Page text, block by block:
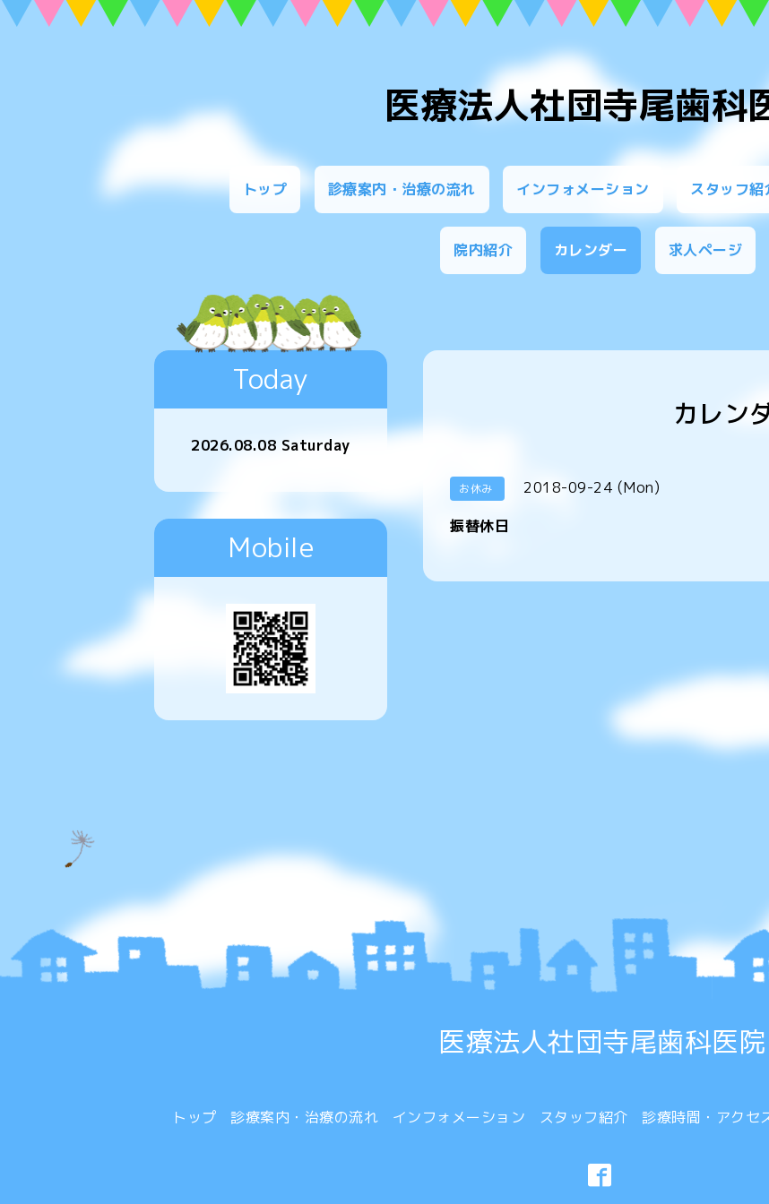
医療法人社団寺尾歯科
トップ 診療案内・治療の流れ インフォメーション スタッフ紹
院内紹介 カレンダー 求人ページ
カレン
お休み
2018-09-24 (Mon)
振替休日
Today
2026.08.08 Saturday
Mobile
医療法人社団寺尾歯科医院
トップ 診療案内・治療の流れ インフォメーション スタッフ紹介 診療時間・アクセ